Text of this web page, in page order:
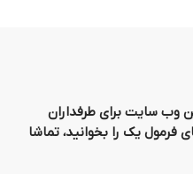
فرمول یک را بخوانید، تماشا